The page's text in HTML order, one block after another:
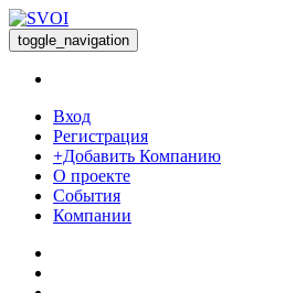
toggle_navigation
Вход
Регистрация
+Добавить Компанию
О проекте
События
Компании